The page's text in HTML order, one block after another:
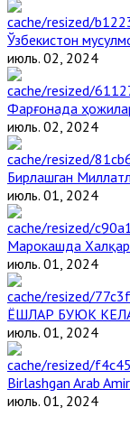
Ўзбекистон
июль. 02, 2024
Фарғонада
июль. 02, 2024
Бирлашган
июль. 01, 2024
Марокашда
июль. 01, 2024
ЁШЛАР БУЮК
июль. 01, 2024
Birlashgan Arab
июль. 01, 2024